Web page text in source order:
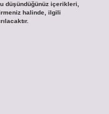
düşündüğünüz içerikleri,
halinde, ilgili